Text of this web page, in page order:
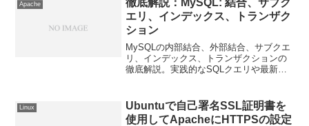
Apache
徹底解説：MySQL: 結合、サブク
エリ、インデックス、トランザク
ション
MySQLの内部結合、外部結合、サブクエ
リ、インデックス、トランザクションの
徹底解説。実践的なSQLクエリや最新の
す。
Linux
Ubuntuで自己署名SSL証明書を
使用してApacheにHTTPSの設定